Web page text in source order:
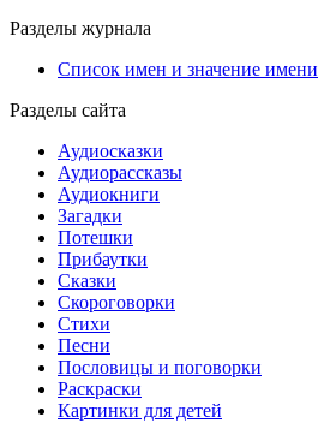
Разделы журнала
Список имен и значение имени
Разделы сайта
Аудиосказки
Аудиорассказы
Аудиокниги
Загадки
Потешки
Прибаутки
Сказки
Скороговорки
Стихи
Песни
Пословицы и поговорки
Раскраски
Картинки для детей